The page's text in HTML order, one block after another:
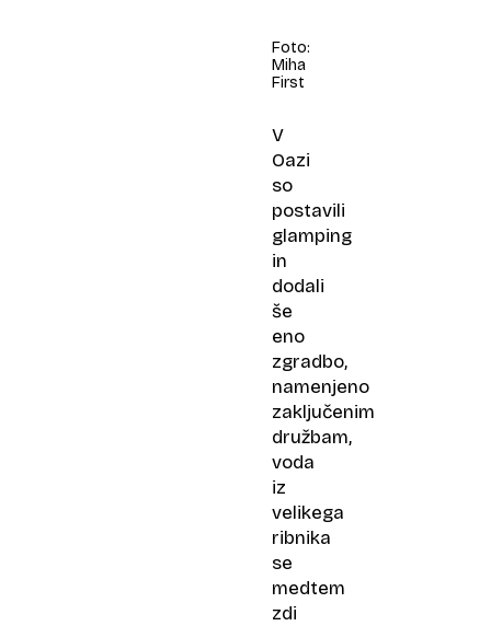
Foto:
Miha
First
V
Oazi
so
postavili
glamping
in
dodali
še
eno
zgradbo,
namenjeno
zaključenim
družbam,
voda
iz
velikega
ribnika
se
medtem
zdi